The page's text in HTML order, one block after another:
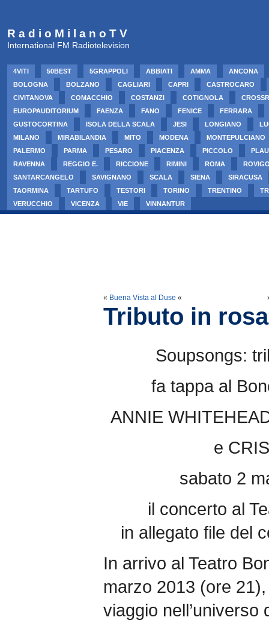
R a d i o M i l a n o T V
International FM Radiotelevision
4VITI 50BEST 5GRAPPOLI ABBIATI AMMA
ANCONA
BOLOGNA
BOLZANO CAGLIARI CAPRI
CASTROCARO
CIVITANOVA
COMACCHIO COSTANZI COTIGNOLA
EUROPAUDITORIUM
FAENZA FANO FENICE
FERRARA
GUSTOCORTINA
ISOLA DELLA SCALA JESI LONGIANO
MILANO
MIRABILANDIA MITO MODENA
MONTEPULCIANO
PALERMO
PARMA PESARO PIACENZA PICCOLO
RAVENNA
REGGIO E. RICCIONE RIMINI ROMA
SANTARCANGELO
SAVIGNANO SCALA SIENA
SIRACUSA
TAORMINA
TARTUFO TESTORI TORINO TRENTINO
VERUCCHIO
VICENZA VIE VINNANTUR
« Buena Vista al Duse «
Tributo in
Soupsongs:
fa tappa al
ANNIE
e
sabato 2
il concerto al
in allegato file del
In arrivo al Teatro
marzo 2013 (ore
viaggio